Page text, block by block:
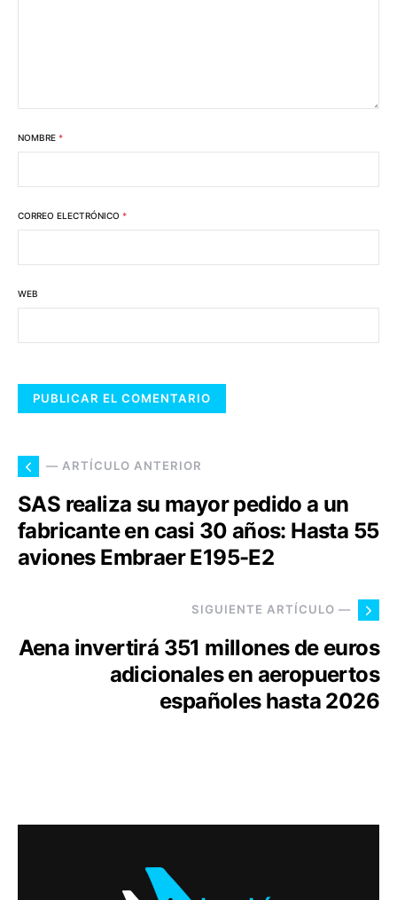
NOMBRE *
CORREO ELECTRÓNICO *
WEB
— ARTÍCULO ANTERIOR
SAS realiza su mayor pedido a un
fabricante en casi 30 años: Hasta 55
aviones Embraer E195-E2
SIGUIENTE ARTÍCULO —
Aena invertirá 351 millones de euros
adicionales en aeropuertos
españoles hasta 2026